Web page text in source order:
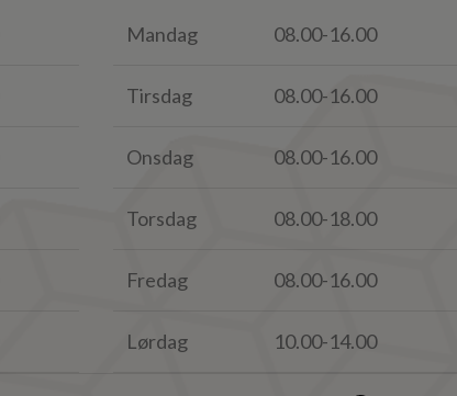
Mandag 08.00-16.00
Tirsdag 08.00-16.00
Onsdag 08.00-16.00
Torsdag 08.00-18.00
Fredag 08.00-16.00
Lørdag
10.00-14.00